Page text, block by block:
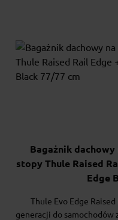
Bagażnik
stopy Thule Raised
Edge
Thule Evo Edge
generacji do samochodów